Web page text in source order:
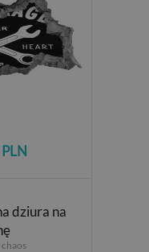
dziura na